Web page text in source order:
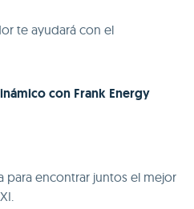
te ayudará con el
con Frank Energy
para encontrar juntos el mejor